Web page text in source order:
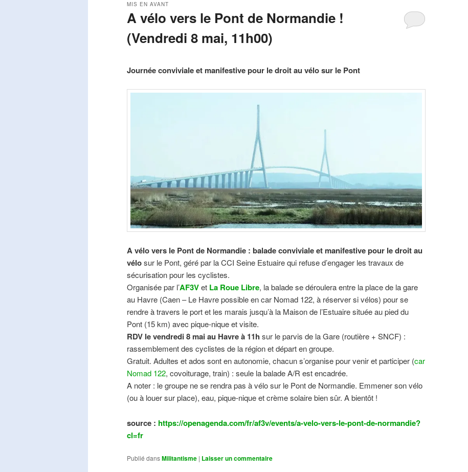
A vélo vers le Pont de Normandie !
(Vendredi 8 mai, 11h00)
MIS EN AVANT
Journée conviviale et manifestive pour le droit au vélo sur le Pont
A vélo vers le Pont de Normandie : balade conviviale et manifestivepour le droit au
vélosur le Pont, géré par la CCI Seine Estuaire qui refuse d’engager les travaux de
sécurisation pour les cyclistes.
Organisée par l’AF3Vet La Roue Libre, la balade se déroulera entre la place de la gare
au Havre (Caen – Le Havre possible en car Nomad 122, à réserver si vélos) pour se
rendre à travers le port et les marais jusqu’à la Maison de l’Estuaire située au pied du
Pont (15 km) avec pique-nique et visite.
RDV le vendredi 8 mai au Havre à 11h sur le parvis de la Gare (routière + SNCF) :
rassemblement des cyclistes de la région et départ en groupe.
Gratuit. Adultes et ados sont en autonomie, chacun s’organise pour venir et participer (car
Nomad 122, covoiturage, train) : seule la balade A/R est encadrée.
A noter : le groupe ne se rendra pas à vélo sur le Pont de Normandie. Emmener son vélo
(ou à louer sur place), eau, pique-nique et crème solaire bien sûr. A bientôt !
source : https://openagenda.com/fr/af3v/events/a-velo-vers-le-pont-de-normandie?
cl=fr
Publié dansMilitantisme | Laisser un commentaire